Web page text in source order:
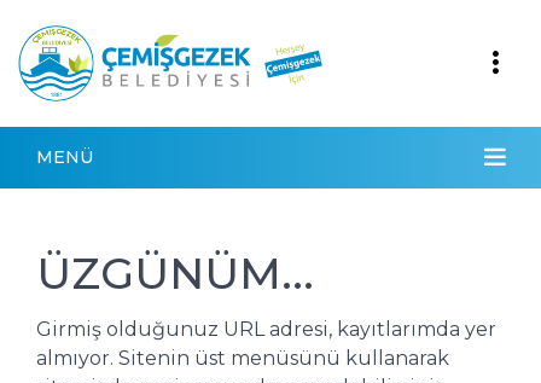
MENÜ
ÜZGÜNÜM...
Girmiş olduğunuz URL adresi, kayıtlarımda yer
almıyor. Sitenin üst menüsünü kullanarak